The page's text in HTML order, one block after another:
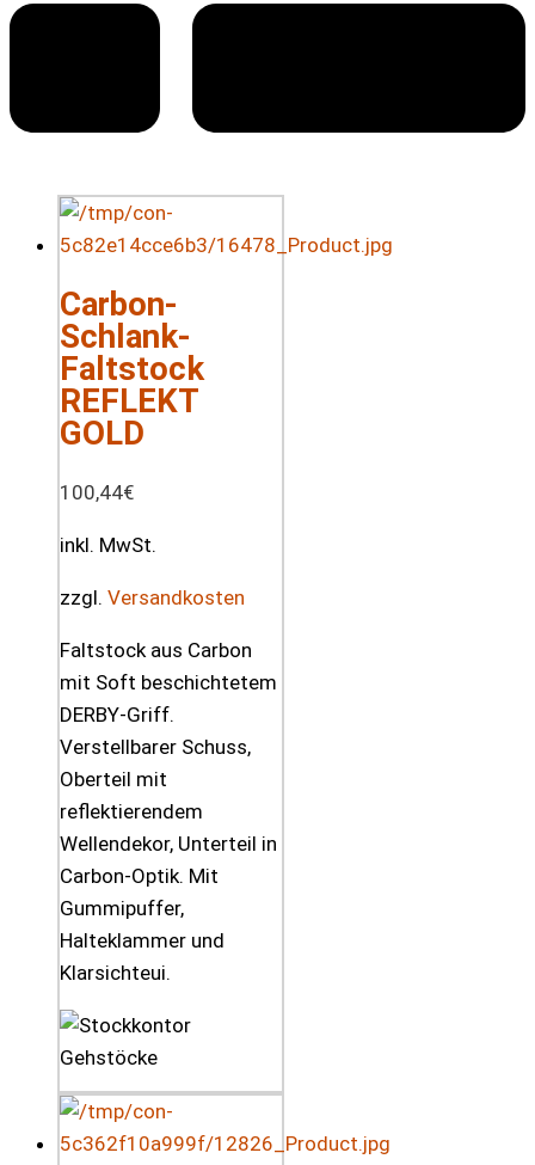
Carbon-
Schlank-
Faltstock
REFLEKT
GOLD
100,44€
inkl. MwSt.
zzgl. Versandkosten
Faltstock aus Carbon
mit Soft beschichtetem
DERBY-Griff.
Verstellbarer Schuss,
Oberteil mit
reflektierendem
Wellendekor, Unterteil in
Carbon-Optik. Mit
Gummipuffer,
Halteklammer und
Klarsichteui.